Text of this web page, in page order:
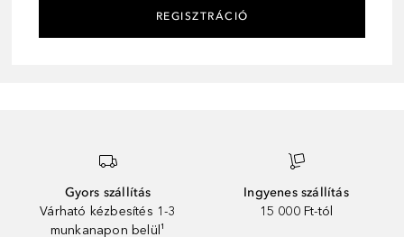
REGISZTRÁCIÓ
Gyors szállítás
Várható kézbesítés 1-3
munkanapon belül¹
Ingyenes szállítás
15 000 Ft-tól